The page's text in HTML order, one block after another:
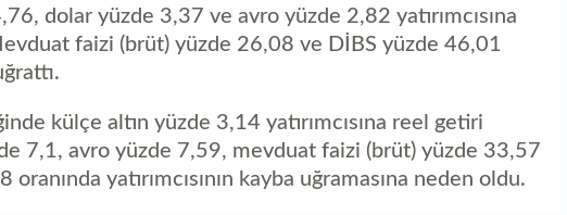
dolar yüzde 3,37 ve avro yüzde 2,82 yatırımcısına
faizi (brüt) yüzde 26,08 ve DİBS yüzde 46,01
külçe altın yüzde 3,14 yatırımcısına reel getiri
7,1, avro yüzde 7,59, mevduat faizi (brüt) yüzde 33,57
yatırımcısının kayba uğramasına neden oldu.